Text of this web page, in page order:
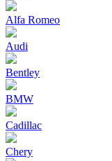
Alfa Romeo
Audi
Bentley
BMW
Cadillac
Chery